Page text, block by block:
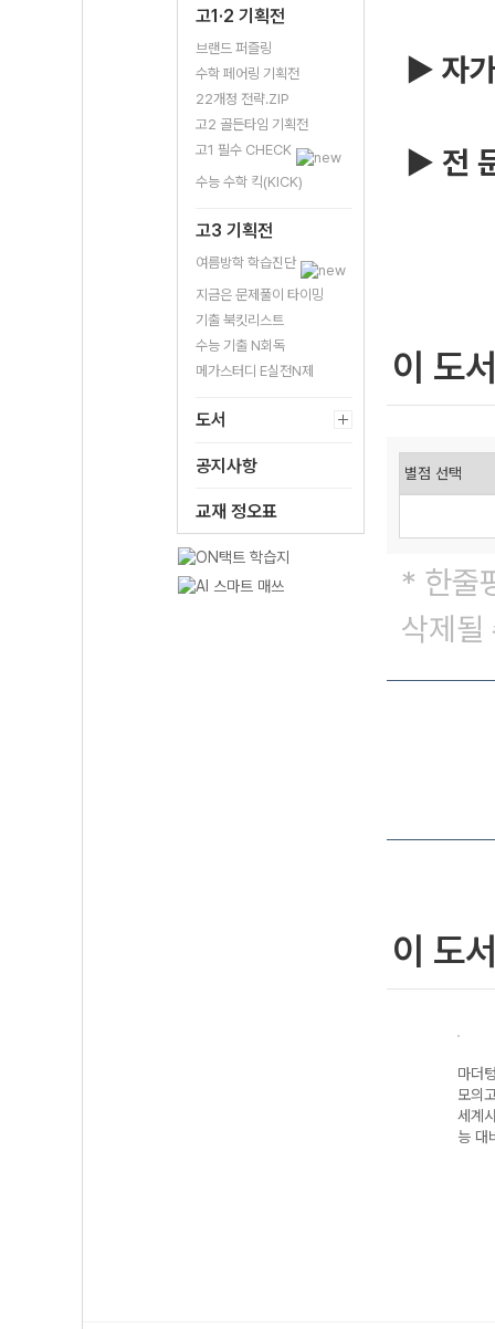
고1·2 기획전
브랜드 퍼즐링
수학 페어링 기획전
22개정 전략.ZIP
고2 골든타임 기획전
고1 필수 CHECK
수능 수학 킥(KICK)
고3 기획전
여름방학 학습진단
지금은 문제풀이 타이밍
기출 북킷리스트
수능 기출 N회독
메가스터디 E실전N제
도서
공지사항
교재 정오표
▶ 자
▶ 전
이 도
* 한줄
삭제될
이 도
마더
모의
세계
능 대